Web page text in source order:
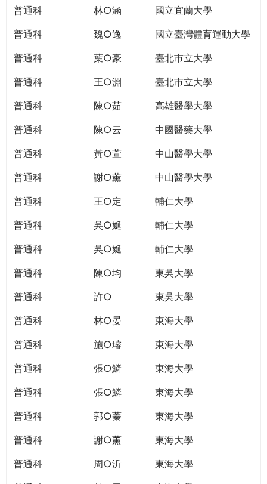
普通科
林○涵
國立宜蘭大學
普通科
魏○逸
國立臺灣體育運動大學
普通科
葉○豪
臺北市立大學
普通科
王○淵
臺北市立大學
普通科
陳○茹
高雄醫學大學
普通科
陳○云
中國醫藥大學
普通科
黃○萱
中山醫學大學
普通科
謝○薰
中山醫學大學
普通科
王○定
輔仁大學
普通科
吳○娫
輔仁大學
普通科
吳○娫
輔仁大學
普通科
陳○均
東吳大學
普通科
許○
東吳大學
普通科
林○晏
東海大學
普通科
施○璿
東海大學
普通科
張○鱗
東海大學
普通科
張○鱗
東海大學
普通科
郭○蓁
東海大學
普通科
謝○薰
東海大學
普通科
周○沂
東海大學